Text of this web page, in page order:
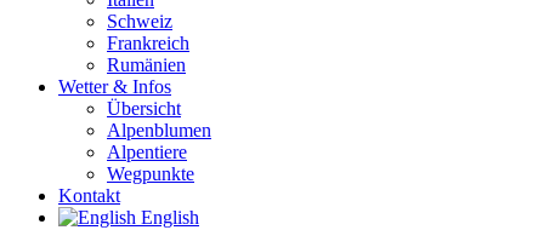
Schweiz
Frankreich
Rumänien
Wetter & Infos
Übersicht
Alpenblumen
Alpentiere
Wegpunkte
Kontakt
English